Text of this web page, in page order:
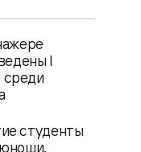
I
среди
студенты